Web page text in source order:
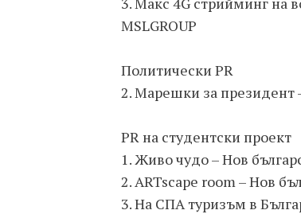
MSLGROUP
Политически PR
2. Марешки за президент
PR на студентски проект
1. Живо чудо – Нов
2. ARTscape room – Нов
3. На СПА туризъм в